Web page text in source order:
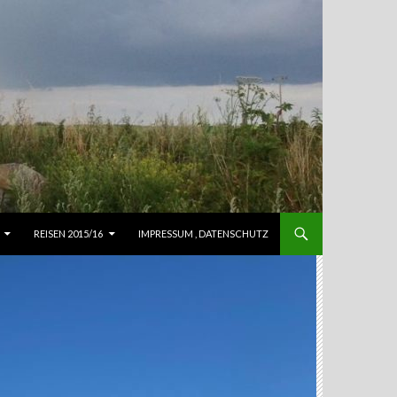
REISEN 2015/16 IMPRESSUM , DATENSCHUTZ